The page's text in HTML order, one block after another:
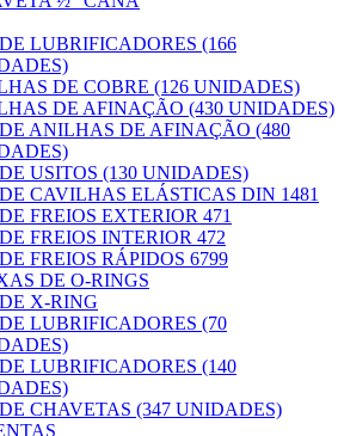
LUBRIFICADORES (166
DE COBRE (126 UNIDADES)
DE AFINAÇÃO (430 UNIDADES)
ANILHAS DE AFINAÇÃO (480
USITOS (130 UNIDADES)
CAVILHAS ELÁSTICAS DIN 1481
FREIOS EXTERIOR 471
FREIOS INTERIOR 472
FREIOS RÁPIDOS 6799
DE O-RINGS
X-RING
LUBRIFICADORES (70
LUBRIFICADORES (140
CHAVETAS (347 UNIDADES)